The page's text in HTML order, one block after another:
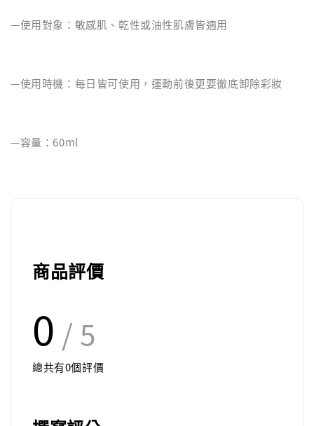
—使用對象：敏感肌、乾性或油性肌膚皆適用
—使用時機：每日皆可使用，運動前後更要徹底卸除彩妝
—容量：60ml
商品評價
0 / 5
總共有0個評價